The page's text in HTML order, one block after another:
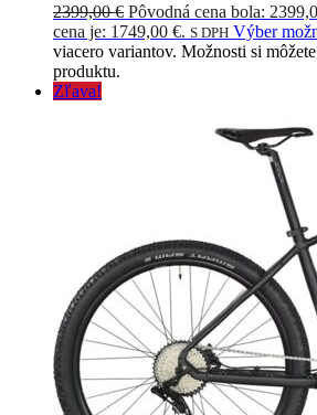
2399,00€ Pôvodná cena bola:
cena je: 1749,00 €. S DPH Výber
viacero variantov. Možnosti si
produktu.
Zľava!